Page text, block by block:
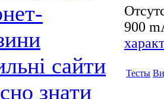
сайти
знати
900
Тесты